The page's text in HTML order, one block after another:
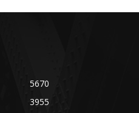
5670
3955